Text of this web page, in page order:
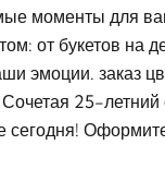
моменты для
от букетов на
эмоции. заказ
25-
сегодня!